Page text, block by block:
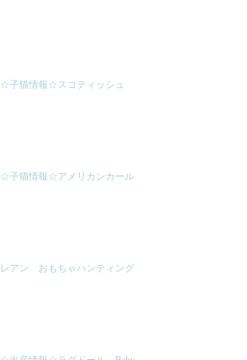
☆子猫情報☆スコティッシュ
☆子猫情報☆アメリカンカール
レアン おもちゃハンティング